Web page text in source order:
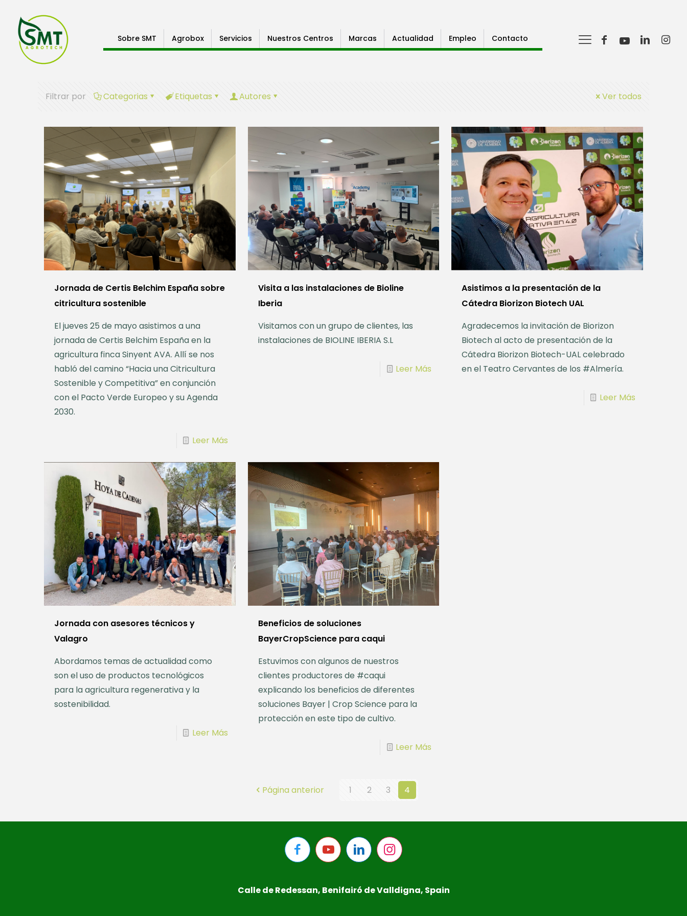
Sobre SMT Agrobox Servicios Nuestros Centros Marcas Actualidad Empleo Contacto
Filtrar por Categorias Etiquetas Autores Ver todos
Jornada de Certis Belchim España sobre
citricultura sostenible
El jueves 25 de mayo asistimos a una
jornada de Certis Belchim España en la
agricultura finca Sinyent AVA. Allí se nos
habló del camino “Hacia una Citricultura
Sostenible y Competitiva” en conjunción
con el Pacto Verde Europeo y su Agenda
2030.
Leer Más
Visita a las instalaciones de Bioline
Iberia
Visitamos con un grupo de clientes, las
instalaciones de BIOLINE IBERIA S.L
Leer Más
Asistimos a la presentación de la
Cátedra Biorizon Biotech UAL
Agradecemos la invitación de Biorizon
Biotech al acto de presentación de la
Cátedra Biorizon Biotech-UAL celebrado
en el Teatro Cervantes de los #Almería.
Leer Más
Jornada con asesores técnicos y
Valagro
Abordamos temas de actualidad como
son el uso de productos tecnológicos
para la agricultura regenerativa y la
sostenibilidad.
Leer Más
Beneficios de soluciones
BayerCropScience para caqui
Estuvimos con algunos de nuestros
clientes productores de #caqui
explicando los beneficios de diferentes
soluciones Bayer | Crop Science para la
protección en este tipo de cultivo.
Leer Más
Página anterior 1 2 3 4
Calle de Redessan, Benifairó de Valldigna, Spain